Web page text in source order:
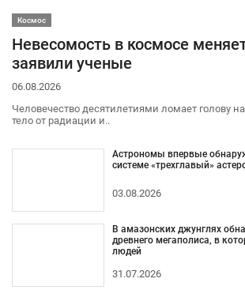
Космос
Невесомость в космосе
заявили ученые
06.08.2026
Человечество десятилетиями ломает голову
тело от радиации и..
Астрономы впервые
системе «трехглавый»
03.08.2026
В амазонских джунглях
древнего мегаполиса, в
людей
31.07.2026